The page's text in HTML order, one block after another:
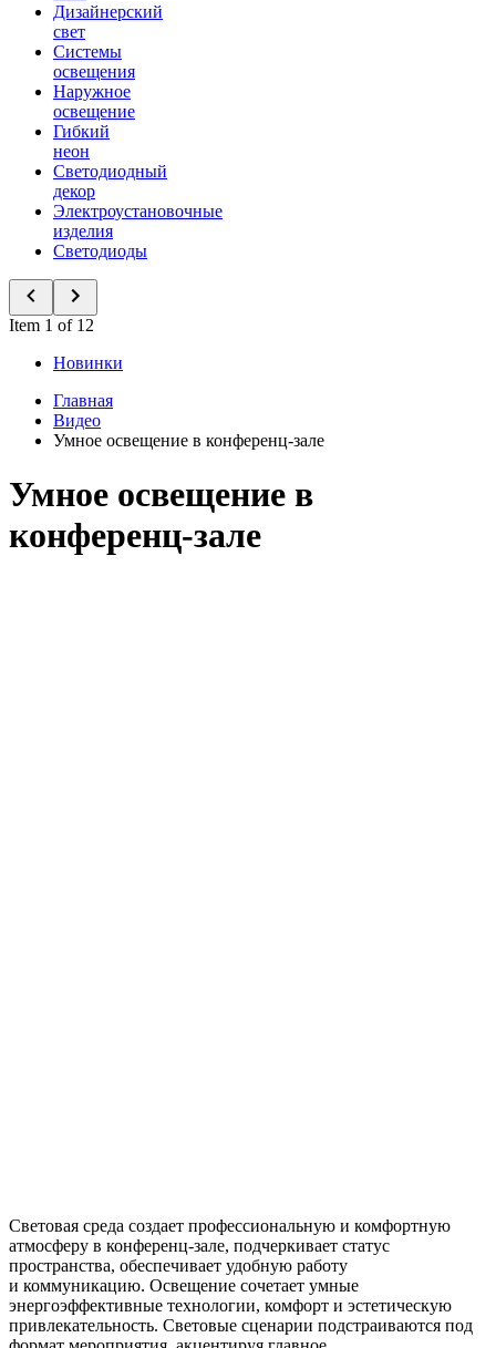
Дизайнерский
свет
Системы
освещения
Наружное
освещение
Гибкий
неон
Светодиодный
декор
Электроустановочные
изделия
Светодиоды
Item 1 of 12
Новинки
Главная
Видео
Умное освещение в конференц-зале
Умное освещение в
конференц-зале
Световая среда создает профессиональную и комфортную
атмосферу в конференц-зале, подчеркивает статус
пространства, обеспечивает удобную работу
и коммуникацию. Освещение сочетает умные
энергоэффективные технологии, комфорт и эстетическую
привлекательность. Световые сценарии подстраиваются под